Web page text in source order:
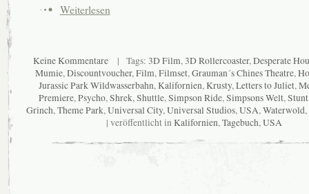
Weiterlesen
Keine Kommentare| Tags: 3D Film,3D Rollercoaster,Desperate
Mumie,Discountvoucher,Film,Filmset,Grauman´s Chines Theatre,
Jurassic Park Wildwasserbahn,Kalifornien,Krusty,Letters to Juliet,
Premiere,Psycho,Shrek,Shuttle,Simpson Ride,Simpsons Welt,
Grinch,Theme Park,Universal City,Universal Studios,USA,Waterwold,
| veröffentlicht inKalifornien,Tagebuch,USA